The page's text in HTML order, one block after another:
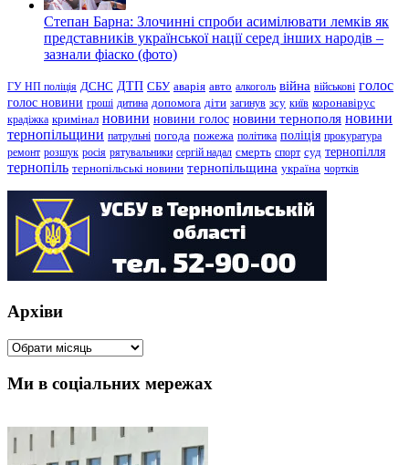
Степан Барна: Злочинні спроби асимілювати лемків як
представників української нації серед інших народів –
зазнали фіаско (фото)
ГУ НП поліція ДСНС ДТП СБУ аварія авто алкоголь війна військові голос
голос новини гроші дитина допомога діти загинув зсу київ коронавірус
крадіжка кримінал новини новини голос новини тернополя новини
тернопільщини патрульні погода пожежа політика поліція прокуратура
ремонт розшук росія рятувальники сергій надал смерть спорт суд тернопілля
тернопіль тернопільські новини тернопільщина україна чортків
Архіви
Архіви
Ми в соціальних мережах